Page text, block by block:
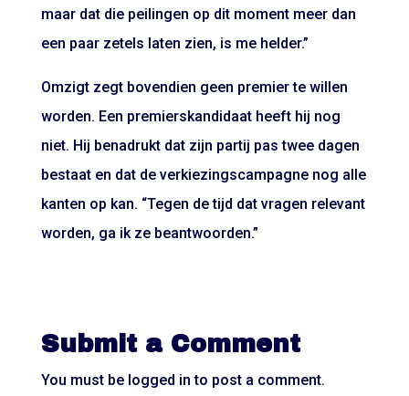
maar dat die peilingen op dit moment meer dan
een paar zetels laten zien, is me helder.”
Omzigt zegt bovendien geen premier te willen
worden. Een premierskandidaat heeft hij nog
niet. Hij benadrukt dat zijn partij pas twee dagen
bestaat en dat de verkiezingscampagne nog alle
kanten op kan. “Tegen de tijd dat vragen relevant
worden, ga ik ze beantwoorden.”
Submit a Comment
You must be logged in to post a comment.